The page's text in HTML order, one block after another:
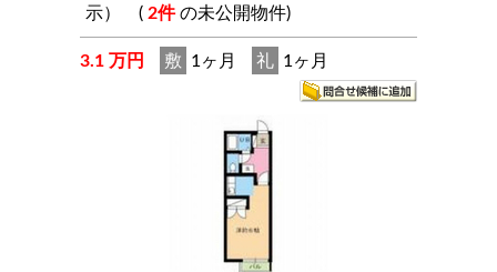
示） ( 2件 の未公開物件)
3.1 万円 敷 1ヶ月 礼 1ヶ月